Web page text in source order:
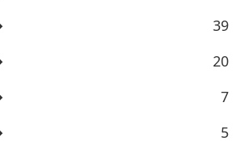
39
20
7
5